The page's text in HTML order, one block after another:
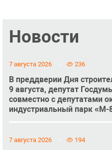
Новости
7 августа 2026 236
В преддверии Дня
9 августа, депутат
совместно с депутатами
индустриальный парк «М-
7 августа 2026 194